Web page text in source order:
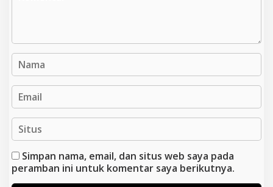
Simpan nama, email, dan situs web saya pada
peramban ini untuk komentar saya berikutnya.